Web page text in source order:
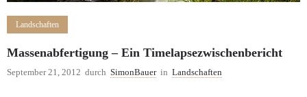
Landschaften
Massenabfertigung – Ein Timelapsezwischenbericht
September 21, 2012 durch SimonBauer in Landschaften